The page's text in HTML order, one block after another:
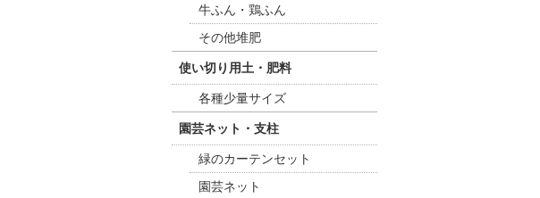
牛ふん・鶏ふん
その他堆肥
使い切り用土・肥料
各種少量サイズ
園芸ネット・支柱
緑のカーテンセット
園芸ネット